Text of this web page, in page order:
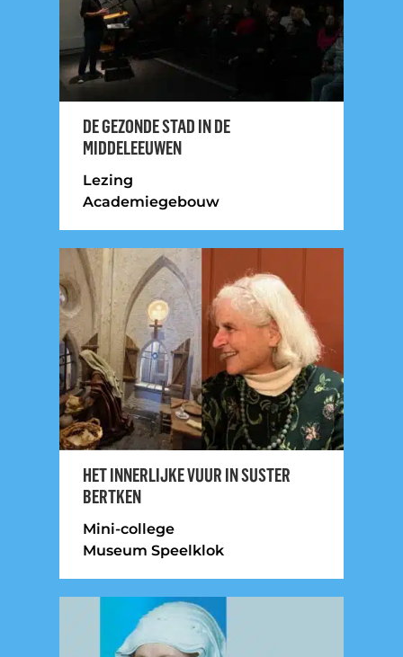
DE GEZONDE STAD IN DE
MIDDELEEUWEN
Lezing
Academiegebouw
HET INNERLIJKE VUUR IN SUSTER
BERTKEN
Mini-college
Museum Speelklok